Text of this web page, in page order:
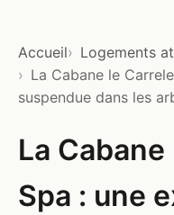
Accueil Logements
La Cabane le
suspendue dans les
La
Spa : une